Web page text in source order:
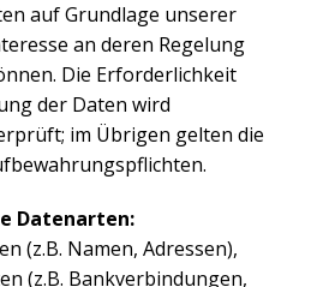
auf Grundlage unserer
an deren Regelung
Die Erforderlichkeit
der Daten wird
im Übrigen gelten die
Datenarten:
(z.B. Namen, Adressen),
(z.B. Bankverbindungen,